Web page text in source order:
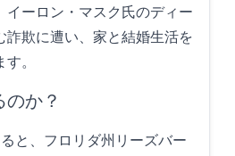
イーロン・マスク氏のディー
詐欺に遭い、家と結婚生活を
。
か？
と、フロリダ州リーズバー